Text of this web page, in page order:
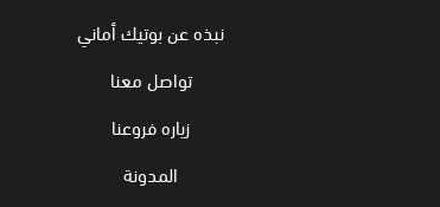
نبذه عن بوتيك أماني
تواصل معنا
زياره فروعنا
المدونة